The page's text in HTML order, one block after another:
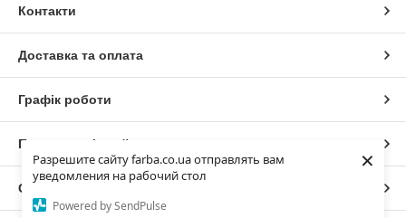
Разрешите сайту farba.co.ua отправлять вам
уведомления на рабочий стол
Powered by SendPulse
×
Контакти
Доставка та оплата
Графік роботи
Повна версія сайту
Сайт створено на маркетплейсі